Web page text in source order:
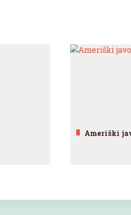
Ameriški